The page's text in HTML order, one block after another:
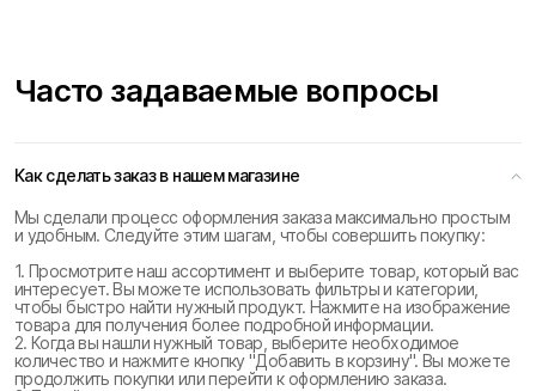
Часто задаваемые вопросы
Как сделать заказ в нашем магазине
Мы сделали процесс оформления заказа максимально простым
и удобным. Следуйте этим шагам, чтобы совершить покупку:
1. Просмотрите наш ассортимент и выберите товар, который вас
интересует. Вы можете использовать фильтры и категории,
чтобы быстро найти нужный продукт. Нажмите на изображение
товара для получения более подробной информации.
2. Когда вы нашли нужный товар, выберите необходимое
количество и нажмите кнопку "Добавить в корзину". Вы можете
продолжить покупки или перейти к оформлению заказа.